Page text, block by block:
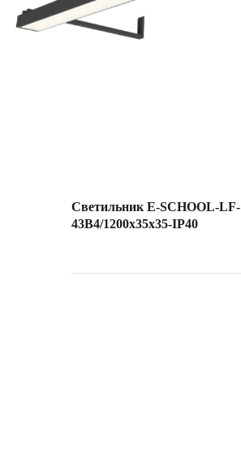
Светильник E-SCHOOL-LF-
43B4/1200х35х35-IP40